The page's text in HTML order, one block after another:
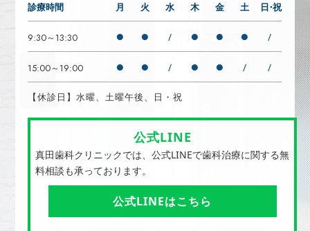
診療時間 月 火 水 木 金 土 日・祝
9:30～13:30 ● ● / ● ● ● /
15:00～19:00 ● ● / ● ● / /
【休診日】水曜、土曜午後、日・祝
公式LINE
真田歯科クリニックでは、公式LINEで歯科治療に関する無
料相談も承っております。
公式LINEはこちら